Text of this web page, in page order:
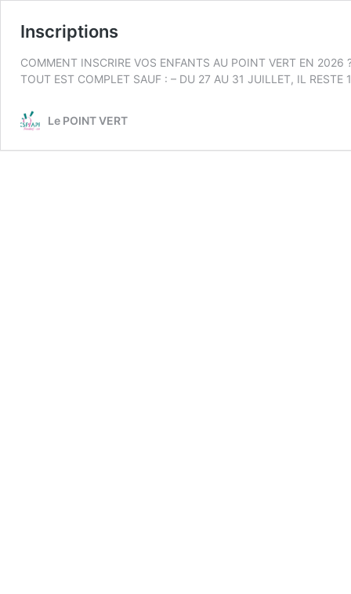
Inscriptions
COMMENT INSCRIRE VOS ENFANTS AU POINT VERT EN
TOUT EST COMPLET SAUF : – DU 27 AU 31 JUILLET, IL
Le POINT VERT